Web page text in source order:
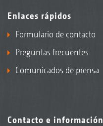
Enlaces rápidos
Formulario de contacto
Preguntas frecuentes
Comunicados de prensa
Contacto e información